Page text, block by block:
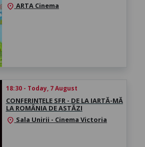
location_onARTA Cinema
18:30 - Today, 7 August
CONFERINȚELE SFR - DE LA IARTĂ-MĂ
LA ROMÂNIA DE ASTĂZI
location_on Sala Unirii - Cinema Victoria